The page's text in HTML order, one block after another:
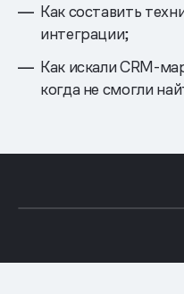
Как составить
интеграции;
Как искали CRM-
когда не смогли